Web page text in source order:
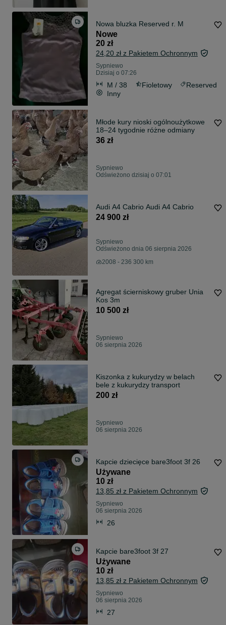
Nowa bluzka Reserved r. M
Nowe
20 zł
24,20 zł z Pakietem Ochronnym
Sypniewo
Dzisiaj o 07:26
M / 38 Fioletowy
Reserved
Inny
Młode kury nioski ogólnoużytkowe
18–24 tygodnie różne odmiany
36 zł
Sypniewo
Odświeżono dzisiaj o 07:01
Audi A4 Cabrio Audi A4 Cabrio
24 900 zł
Sypniewo
Odświeżono dnia 06 sierpnia 2026
2008 - 236 300 km
Agregat ścierniskowy gruber Unia
Kos 3m
10 500 zł
Sypniewo
06 sierpnia 2026
Kiszonka z kukurydzy w belach
bele z kukurydzy transport
200 zł
Sypniewo
06 sierpnia 2026
Kapcie dziecięce bare3foot 3f 26
Używane
10 zł
13,85 zł z Pakietem Ochronnym
Sypniewo
06 sierpnia 2026
26
Kapcie bare3foot 3f 27
Używane
10 zł
13,85 zł z Pakietem Ochronnym
Sypniewo
06 sierpnia 2026
27